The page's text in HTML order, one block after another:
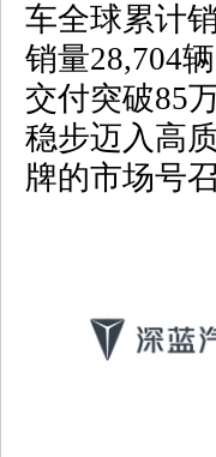
车全球累计
销量28,704
交付突破85
稳步迈入高
牌的市场号